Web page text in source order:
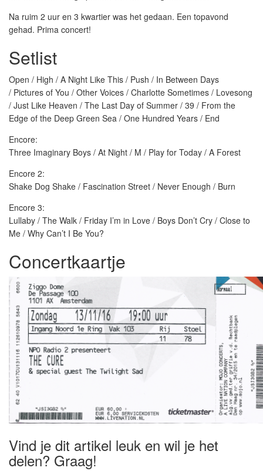
Na ruim 2 uur en 3 kwartier was het gedaan. Een topavond
gehad. Prima concert!
Setlist
Open / High / A Night Like This / Push / In Between Days
/ Pictures of You / Other Voices / Charlotte Sometimes / Lovesong
/ Just Like Heaven / The Last Day of Summer / 39 / From the
Edge of the Deep Green Sea / One Hundred Years / End
Encore:
Three Imaginary Boys / At Night / M / Play for Today / A Forest
Encore 2:
Shake Dog Shake / Fascination Street / Never Enough / Burn
Encore 3:
Lullaby / The Walk / Friday I’m in Love / Boys Don’t Cry / Close to
Me / Why Can’t I Be You?
Concertkaartje
Vind je dit artikel leuk en wil je het
delen? Graag!